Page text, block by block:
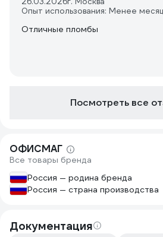
Опыт использования: Менее
Отличные пломбы
Посмотреть все
ОФИСМАГ
Все товары бренда
Россия — родина бренда
Россия — страна производства
Документация